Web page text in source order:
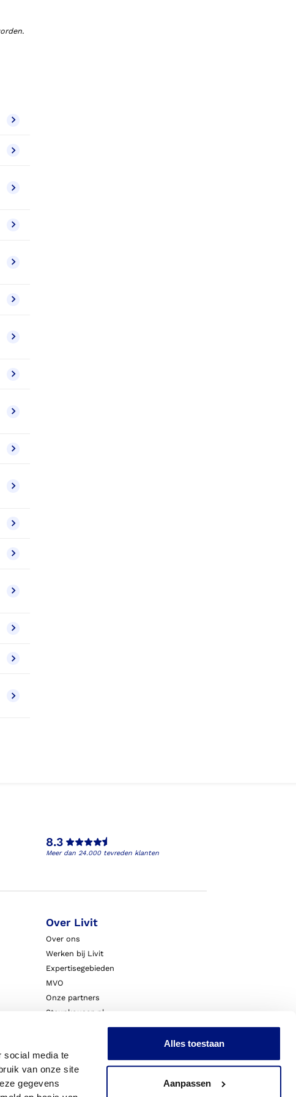
social media te
van onze site
gegevens
Alles toestaan
Aanpassen
8.3
Meer dan 24.000 tevreden klanten
Over Livit
Over ons
Werken bij Livit
Expertisegebieden
MVO
Onze partners
Steunkousen.nl
Blessurewijzer.nl
Nieuws
Innovatie & Onderzoek
Livit Zorgprofessionals